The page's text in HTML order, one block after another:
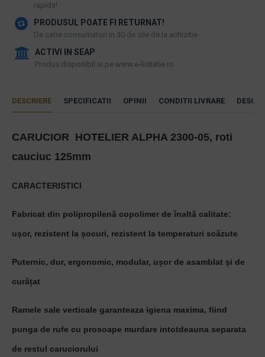
rapida!
PRODUSUL POATE FI RETURNAT!
De catre consumatori in 30 de zile de la achizitie
ACTIVI IN SEAP
Produs disponibil si pe www.e-licitatie.ro
DESCRIERE SPECIFICATII OPINII CONDITII LIVRARE
CARUCIOR HOTELIER ALPHA 2300-05, roti
cauciuc 125mm
CARACTERISTICI
Fabricat din polipropilenă copolimer de înaltă calitate:
ușor, rezistent la șocuri, rezistent la temperaturi scăzute
Puternic, dur, ergonomic, modular, ușor de asamblat și de
curățat
Ramele sale verticale garanteaza igiena maxima, fiind
punga de rufe cu prosoape murdare intotdeauna separata
de restul caruciorului